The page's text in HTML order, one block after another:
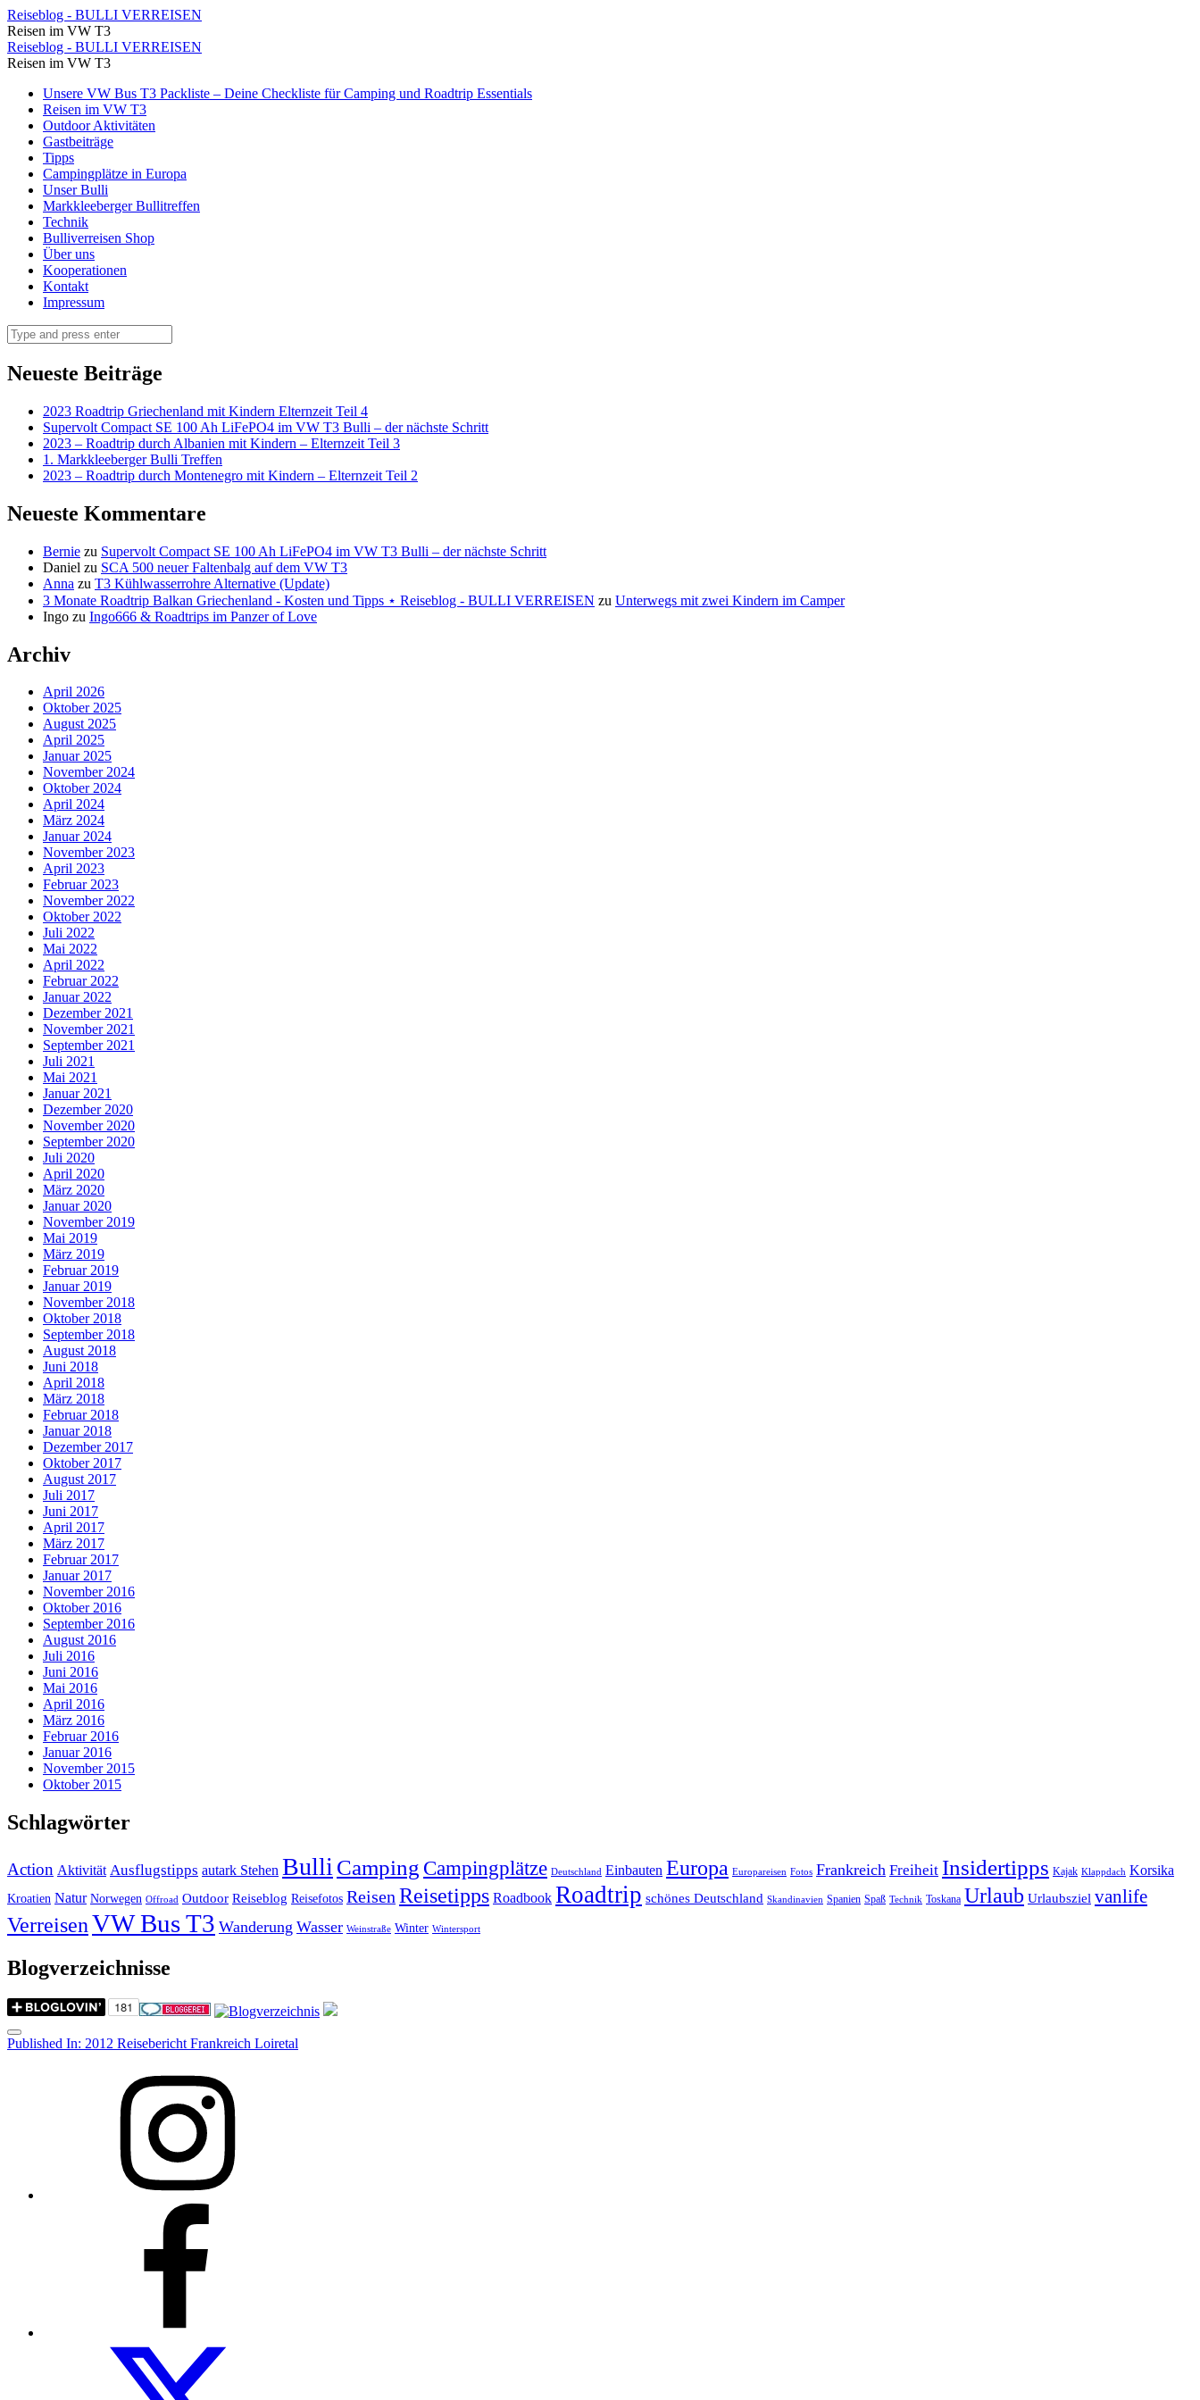
Weintraubenpause
⋆
Reiseblog
BULLI
VERREISEN
Reiseblog - BULLI VERREISEN
Reisen im VW T3
Weintraubenpause
⋆
Reiseblog
BULLI
VERREISEN
Reiseblog - BULLI VERREISEN
Reisen im VW T3
Skip
content
Unsere VW Bus T3 Packliste – Deine Checkliste für Camping und Roadtrip Essentials
Reisen im VW T3
Outdoor Aktivitäten
Gastbeiträge
Tipps
Campingplätze in Europa
Unser Bulli
Markkleeberger Bullitreffen
Technik
Bulliverreisen Shop
Über uns
Kooperationen
Kontakt
Impressum
Search
Neueste Beiträge
2023 Roadtrip Griechenland mit Kindern Elternzeit Teil 4
Supervolt Compact SE 100 Ah LiFePO4 im VW T3 Bulli – der nächste Schritt
2023 – Roadtrip durch Albanien mit Kindern – Elternzeit Teil 3
1. Markkleeberger Bulli Treffen
2023 – Roadtrip durch Montenegro mit Kindern – Elternzeit Teil 2
Neueste Kommentare
Bernie zu Supervolt Compact SE 100 Ah LiFePO4 im VW T3 Bulli – der nächste Schritt
Daniel zu SCA 500 neuer Faltenbalg auf dem VW T3
Anna zu T3 Kühlwasserrohre Alternative (Update)
3 Monate Roadtrip Balkan Griechenland - Kosten und Tipps ⋆ Reiseblog - BULLI VERREISEN zu Unterwegs mit zwei Kindern im Camper
Ingo zu Ingo666 & Roadtrips im Panzer of Love
Archiv
April 2026
Oktober 2025
August 2025
April 2025
Januar 2025
November 2024
Oktober 2024
April 2024
März 2024
Januar 2024
November 2023
April 2023
Februar 2023
November 2022
Oktober 2022
Juli 2022
Mai 2022
April 2022
Februar 2022
Januar 2022
Dezember 2021
November 2021
September 2021
Juli 2021
Mai 2021
Januar 2021
Dezember 2020
November 2020
September 2020
Juli 2020
April 2020
März 2020
Januar 2020
November 2019
Mai 2019
März 2019
Februar 2019
Januar 2019
November 2018
Oktober 2018
September 2018
August 2018
Juni 2018
April 2018
März 2018
Februar 2018
Januar 2018
Dezember 2017
Oktober 2017
August 2017
Juli 2017
Juni 2017
April 2017
März 2017
Februar 2017
Januar 2017
November 2016
Oktober 2016
September 2016
August 2016
Juli 2016
Juni 2016
Mai 2016
April 2016
März 2016
Februar 2016
Januar 2016
November 2015
Oktober 2015
Schlagwörter
Action Aktivität Ausflugstipps autark Stehen BulliCamping Campingplätze Deutschland Einbauten Europa Europareisen Fotos Frankreich Freiheit Insidertipps Kajak Klappdach Korsika
Kroatien Natur Norwegen Offroad Outdoor Reiseblog Reisefotos ReisenReisetipps Roadbook Roadtrip schönes Deutschland Skandinavien Spanien Spaß Technik Toskana Urlaub Urlaubsziel vanlife
VerreisenVW Bus T3 Wanderung Wasser Weinstraße Winter Wintersport
Blogverzeichnisse
Menu
Post
Published In: 2012 Reisebericht Frankreich Loiretal